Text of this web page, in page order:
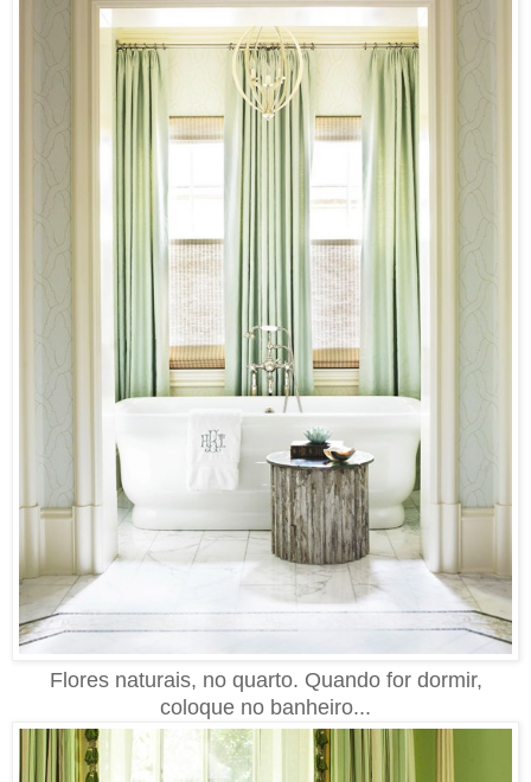
Flores naturais, no quarto. Quando for dormir,
coloque no banheiro...